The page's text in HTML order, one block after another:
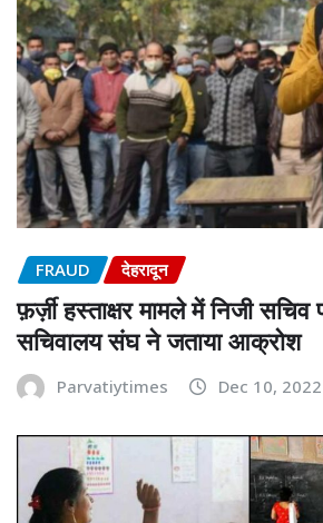
FRAUD देहरादून
फ़र्ज़ी हस्ताक्षर मामले में निजी
सचिवालय संघ ने जताया आक्रोश
Parvatiytimes Dec 10, 2022